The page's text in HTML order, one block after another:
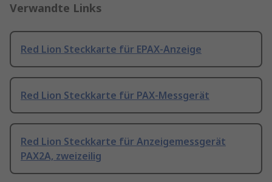
Verwandte Links
Red Lion Steckkarte für EPAX-Anzeige
Red Lion Steckkarte für PAX-Messgerät
Red Lion Steckkarte für Anzeigemessgerät
PAX2A, zweizeilig